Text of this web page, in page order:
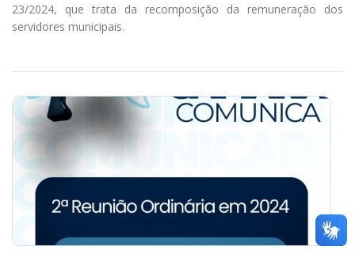
23/2024, que trata da recomposição da remuneração dos
servidores municipais.